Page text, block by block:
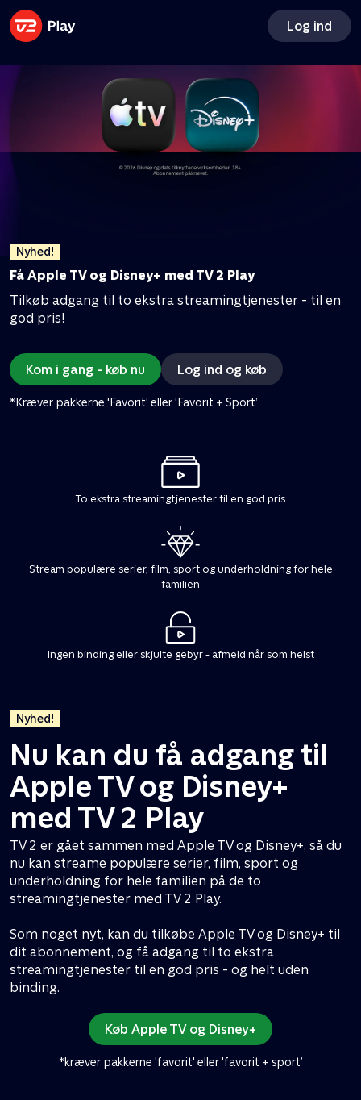
Log ind
Nyhed!
Få Apple TV og Disney+ med TV 2 Play
Tilkøb adgang til to ekstra streamingtjenester - til en
god pris!
Kom i gang - køb nu Log ind og køb
*Kræver pakkerne 'Favorit' eller 'Favorit + Sport’
To ekstra streamingtjenester til en god pris
Stream populære serier, film, sport og underholdning for hele
familien
Ingen binding eller skjulte gebyr - afmeld når som helst
Nyhed!
Nu kan du få adgang til
Apple TV og Disney+
med TV 2 Play
TV 2 er gået sammen med Apple TV og Disney+, så du
nu kan streame populære serier, film, sport og
underholdning for hele familien på de to
streamingtjenester med TV 2 Play.
Som noget nyt, kan du tilkøbe Apple TV og Disney+ til
dit abonnement, og få adgang til to ekstra
streamingtjenester til en god pris - og helt uden
binding.
Køb Apple TV og Disney+
*kræver pakkerne 'favorit' eller 'favorit + sport’